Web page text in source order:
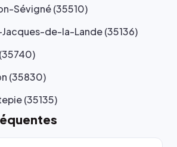
Sévigné (35510)
de-la-Lande (35136)
(35830)
(35135)